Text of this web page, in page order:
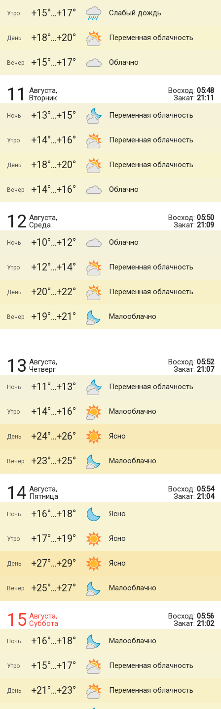
Утро +15 +17 Слабый дождь
День +18 +20 Переменная облачность
Вечер +15 +17 Облачно
11
Августа,
Вторник
Восход: 05:48
Закат: 21:11
Ночь +13 +15 Переменная облачность
Утро +14 +16 Переменная облачность
День +18 +20 Переменная облачность
Вечер +14 +16 Облачно
12 Августа,
Среда
Восход: 05:50
Закат: 21:09
Ночь +10 +12 Облачно
Утро +12 +14 Переменная облачность
День +20 +22 Переменная облачность
Вечер +19 +21 Малооблачно
13 Августа,
Четверг
Восход: 05:52
Закат: 21:07
Ночь +11 +13 Переменная облачность
Утро +14 +16 Малооблачно
День +24 +26 Ясно
Вечер +23 +25 Малооблачно
14 Августа,
Пятница
Восход: 05:54
Закат: 21:04
Ночь +16 +18 Ясно
Утро +17 +19 Ясно
День +27 +29 Ясно
Вечер +25 +27 Малооблачно
15 Августа,
Суббота
Восход: 05:56
Закат: 21:02
Ночь +16 +18 Малооблачно
Утро +15 +17 Переменная облачность
День +21 +23 Переменная облачность